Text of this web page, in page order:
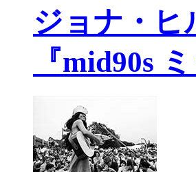
ジョナ・ヒ
『mid90s